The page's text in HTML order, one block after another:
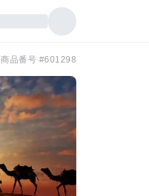
商品番号 #601298